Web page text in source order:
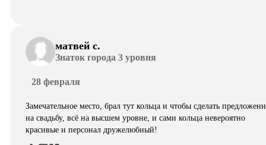
матвей с.
Знаток города 3 уровня
28 февраля
Замечательное место, брал тут кольца и чтобы сделать
на свадьбу, всё на высшем уровне, и сами кольца невероятно
красивые и персонал дружелюбный!